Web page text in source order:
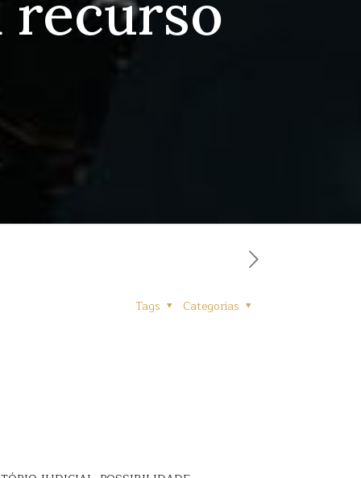
Categorias
Tags